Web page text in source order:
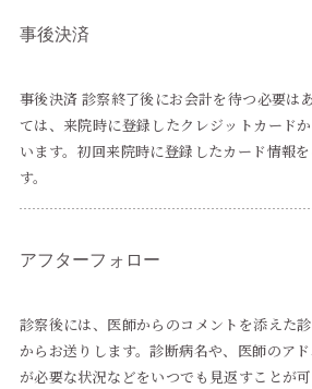
事後決済
事後決済 診察終了後にお会計を待つ必要は
ては、来院時に登録したクレジットカード
います。初回来院時に登録したカード情報
す。
アフターフォロー
診察後には、医師からのコメントを添えた
からお送りします。診断病名や、医師のア
が必要な状況などをいつでも見返すことが可